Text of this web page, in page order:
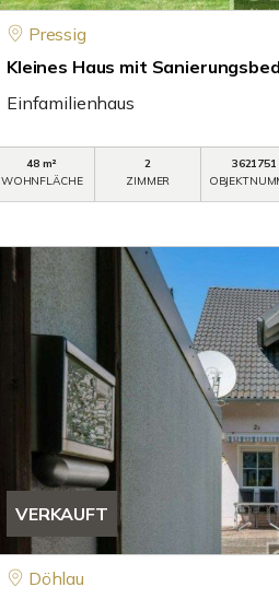
Pressig
Kleines Haus mit
Einfamilienhaus
48 m²
WOHNFLÄCHE
2
ZIMMER
3621751
VERKAUFT
Döhlau